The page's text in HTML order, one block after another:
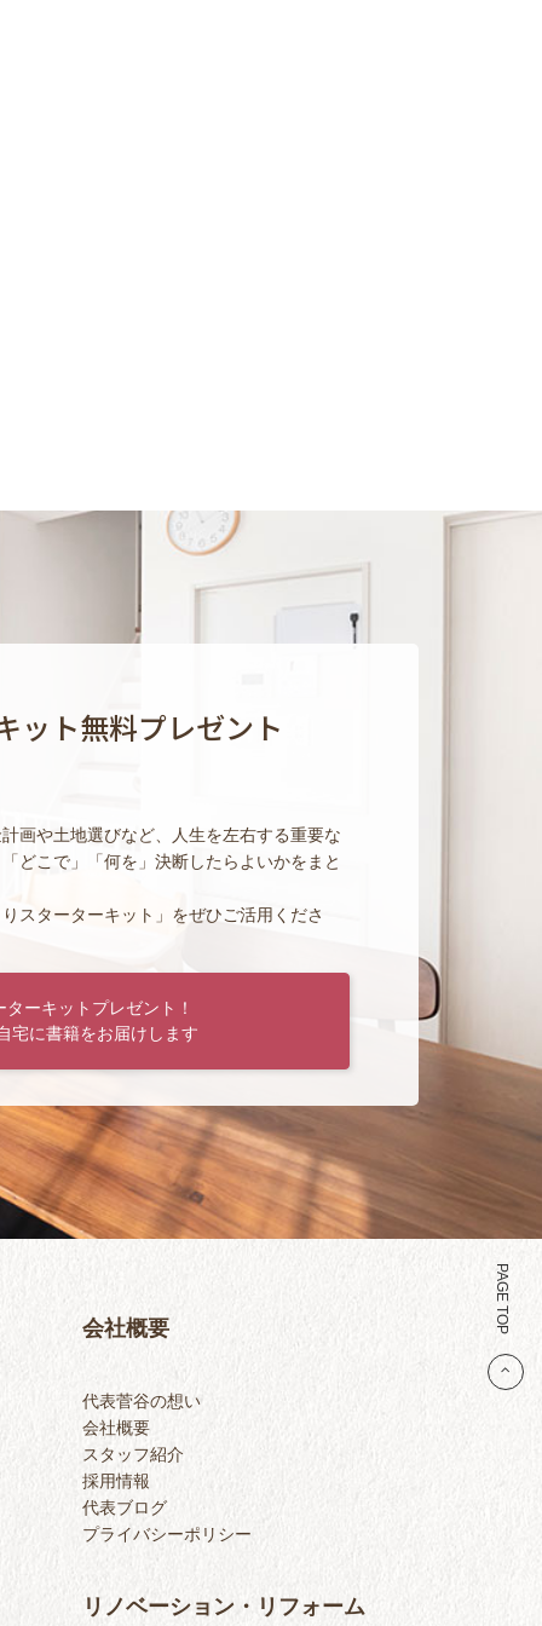
ット無料プレゼント
画や土地選びなど、人生を左右する重要な
どこで」「何を」決断したらよいかをまと
スターターキット」をぜひご活用くださ
ーキットプレゼント！
宅に書籍をお届けします
PAGE TOP
会社概要
代表菅谷の想い
会社概要
スタッフ紹介
採用情報
代表ブログ
プライバシーポリシー
リノベーション・リフォーム